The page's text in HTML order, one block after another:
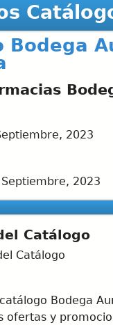
Bodega
2023
2023
Catálogo
Catálogo
Bodega
ofertas y